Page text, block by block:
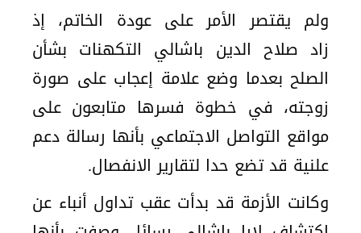
ولم يقتصر الأمر على عودة الخاتم، إذ
زاد صلاح الدين باشالي التكهنات بشأن
الصلح بعدما وضع علامة إعجاب على صورة
زوجته، في خطوة فسرها متابعون على
مواقع التواصل الاجتماعي بأنها رسالة دعم
علنية قد تضع حدا لتقارير الانفصال.
وكانت الأزمة قد بدأت عقب تداول أنباء عن